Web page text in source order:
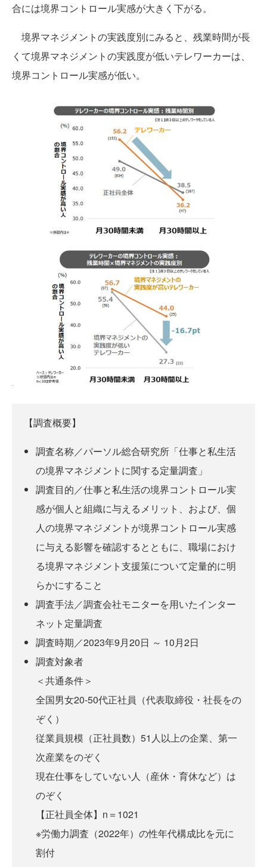
合には境界コントロール実感が大きく下がる。
境界マネジメントの実践度別にみると、残業時間が長
くて境界マネジメントの実践度が低いテレワーカーは、
境界コントロール実感が低い。
【調査概要】
調査名称／パーソル総合研究所「仕事と私生活
の境界マネジメントに関する定量調査」
調査目的／仕事と私生活の境界コントロール実
感が個人と組織に与えるメリット、および、個
人の境界マネジメントが境界コントロール実感
に与える影響を確認するとともに、職場におけ
る境界マネジメント支援策について定量的に明
らかにすること
調査手法／調査会社モニターを用いたインター
ネット定量調査
調査時期／2023年9月20日 ～ 10月2日
調査対象者
＜共通条件＞
全国男女20-50代正社員（代表取締役・社長をの
ぞく）
従業員規模（正社員数）51人以上の企業、第一
次産業をのぞく
現在仕事をしていない人（産休・育休など）は
のぞく
【正社員全体】n＝1021
※労働力調査（2022年）の性年代構成比を元に
割付